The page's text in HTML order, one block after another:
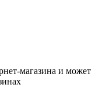
магазина и может